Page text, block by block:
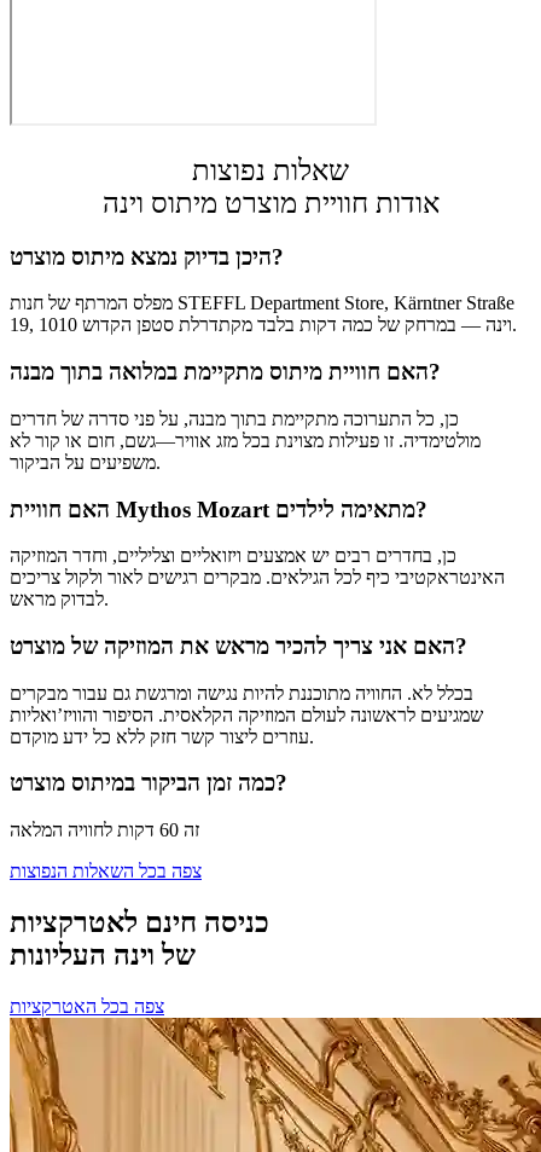
שאלות נפוצות
אודות חוויית מוצרט מיתוס וינה
היכן בדיוק נמצא מיתוס מוצרט?
מפלס המרתף של חנות STEFFL Department Store, Kärntner Straße
19, 1010 וינה — במרחק של כמה דקות בלבד מקתדרלת סטפן הקדוש.
האם חוויית מיתוס מתקיימת במלואה בתוך מבנה?
כן, כל התערוכה מתקיימת בתוך מבנה, על פני סדרה של חדרים
מולטימדיה. זו פעילות מצוינת בכל מזג אוויר—גשם, חום או קור לא
משפיעים על הביקור.
האם חוויית Mythos Mozart מתאימה לילדים?
כן, בחדרים רבים יש אמצעים ויזואליים וצליליים, וחדר המוזיקה
האינטראקטיבי כיף לכל הגילאים. מבקרים רגישים לאור ולקול צריכים
לבדוק מראש.
האם אני צריך להכיר מראש את המוזיקה של מוצרט?
בכלל לא. החוויה מתוכננת להיות נגישה ומרגשת גם עבור מבקרים
שמגיעים לראשונה לעולם המוזיקה הקלאסית. הסיפור והוויז’ואליות
עוזרים ליצור קשר חזק ללא כל ידע מוקדם.
כמה זמן הביקור במיתוס מוצרט?
זה 60 דקות לחוויה המלאה
צפה בכל השאלות הנפוצות
כניסה חינם לאטרקציות
של וינה העליונות
צפה בכל האטרקציות